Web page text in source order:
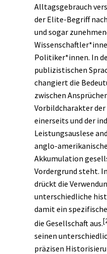
Alltagsgebrauch
der Elite-Begriff
und sogar
Politiker*innen. In
publizistischen
changiert die
zwischen
Vorbildcharakter
einerseits und der
Leistungsauslese
anglo-
Akkumulation
Vordergrund steht.
drückt die
unterschiedliche
damit ein
die Gesellschaft aus.
seinen
präzisen